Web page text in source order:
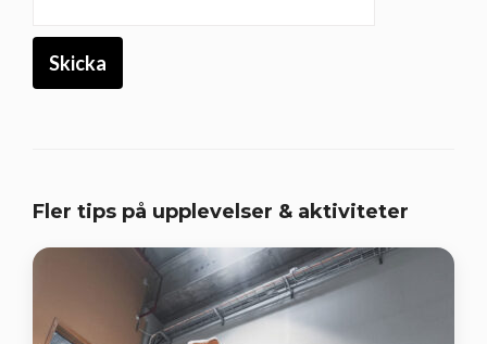
Fler tips på upplevelser & aktiviteter